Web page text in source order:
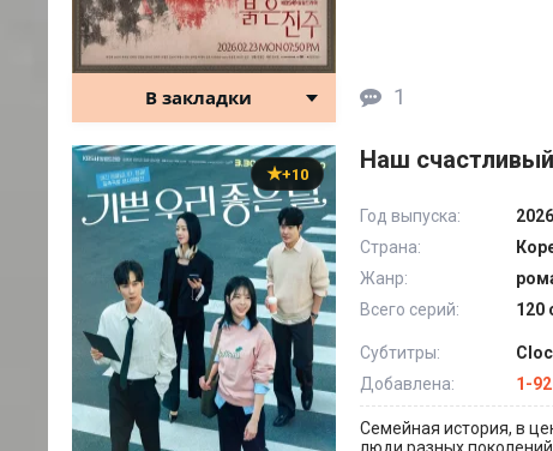
В закладки 1
+10 Наш
Год выпуска:
2026
Страна:
Жанр:
Всего серий:
120
Субтитры:
Добавлена:
1-
Семейная история, в